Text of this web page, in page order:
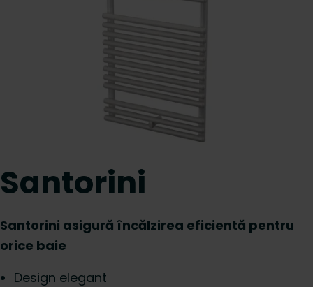
Santorini
Santorini asigură încălzirea eficientă pentru
orice baie
Design elegant